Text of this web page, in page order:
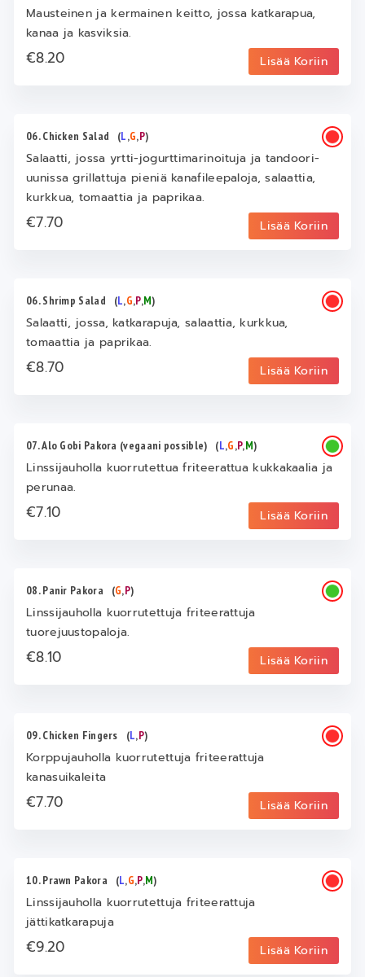
Mausteinen ja kermainen keitto, jossa katkarapua,
kanaa ja kasviksia.
€8.20 Lisää Koriin
06. Chicken Salad (L,G,P)
Salaatti, jossa yrtti-jogurttimarinoituja ja tandoori-
uunissa grillattuja pieniä kanafileepaloja, salaattia,
kurkkua, tomaattia ja paprikaa.
€7.70 Lisää Koriin
06. Shrimp Salad (L,G,P,M)
Salaatti, jossa, katkarapuja, salaattia, kurkkua,
tomaattia ja paprikaa.
€8.70 Lisää Koriin
07. Alo Gobi Pakora (vegaani possible) (L,G,P,M)
Linssijauholla kuorrutettua friteerattua kukkakaalia ja
perunaa.
€7.10 Lisää Koriin
08. Panir Pakora (G,P)
Linssijauholla kuorrutettuja friteerattuja
tuorejuustopaloja.
€8.10 Lisää Koriin
09. Chicken Fingers (L,P)
Korppujauholla kuorrutettuja friteerattuja
kanasuikaleita
€7.70 Lisää Koriin
10. Prawn Pakora (L,G,P,M)
Linssijauholla kuorrutettuja friteerattuja
jättikatkarapuja
€9.20 Lisää Koriin